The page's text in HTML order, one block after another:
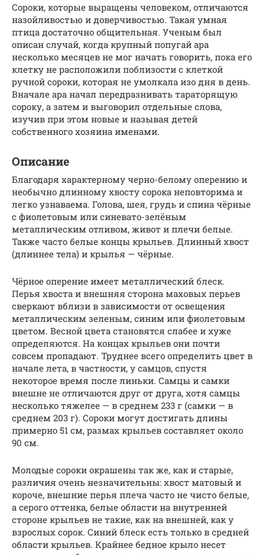
Сороки, которые выращены человеком, отличаются
назойливостью и доверчивостью. Такая умная
птица достаточно общительная. Ученым был
описан случай, когда крупный попугай ара
несколько месяцев не мог начать говорить, пока его
клетку не расположили поблизости с клеткой
ручной сороки, которая не умолкала изо дня в день.
Вначале ара начал передразнивать тараторящую
сороку, а затем и выговорил отдельные слова,
изучив при этом новые и называя детей
собственного хозяина именами.
Описание
Благодаря характерному черно-белому оперению и
необычно длинному хвосту сорока неповторима и
легко узнаваема. Голова, шея, грудь и спина чёрные
с фиолетовым или синевато-зелёным
металлическим отливом, живот и плечи белые.
Также часто белые концы крыльев. Длинный хвост
(длиннее тела) и крылья — чёрные.
Чёрное оперение имеет металлический блеск.
Перья хвоста и внешняя сторона маховых перьев
сверкают вблизи в зависимости от освещения
металлическим зеленым, синим или фиолетовым
цветом. Весной цвета становятся слабее и хуже
определяются. На концах крыльев они почти
совсем пропадают. Труднее всего определить цвет в
начале лета, в частности, у самцов, спустя
некоторое время после линьки. Самцы и самки
внешне не отличаются друг от друга, хотя самцы
несколько тяжелее — в среднем 233 г (самки — в
среднем 203 г). Сороки могут достигать длины
примерно 51 см, размах крыльев составляет около
90 см.
Молодые сороки окрашены так же, как и старые,
различия очень незначительны: хвост матовый и
короче, внешние перья плеча часто не чисто белые,
а серого оттенка, белые области на внутренней
стороне крыльев не такие, как на внешней, как у
взрослых сорок. Синий блеск есть только в средней
области крыльев. Крайнее бедное крыло несет